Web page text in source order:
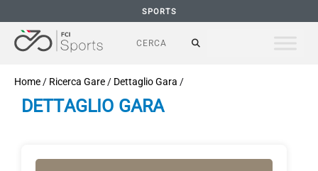
SPORTS
Home / Ricerca Gare / Dettaglio Gara /
DETTAGLIO GARA